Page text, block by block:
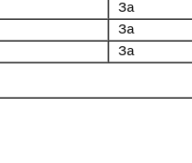
За
За
За